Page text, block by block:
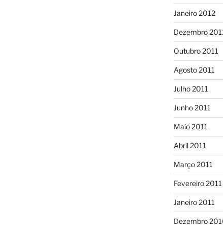
Janeiro 2012
Dezembro
Outubro 2011
Agosto 2011
Julho 2011
Junho 2011
Maio 2011
Abril 2011
Março 2011
Fevereiro 2011
Janeiro 2011
Dezembro